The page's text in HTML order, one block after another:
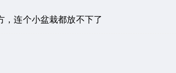
连个小盆栽都放不下了